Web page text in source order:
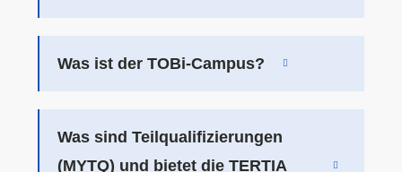
Was ist der TOBi-Campus?
Was sind Teilqualifizierungen
(MYTQ) und bietet die TERTIA